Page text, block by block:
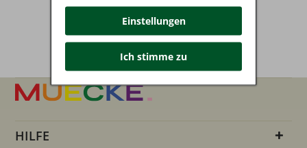
HILFE
Einstellungen
Ich stimme zu